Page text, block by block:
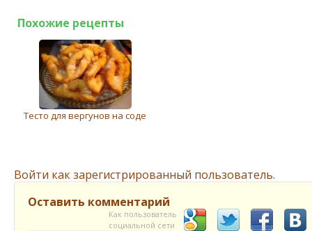
Похожие рецепты
Тесто для вергунов на соде
Войти как зарегистрированный пользователь.
Оставить комментарий
Как пользователь
социальной сети